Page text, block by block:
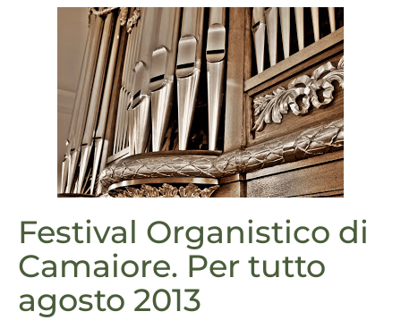
Festival Organistico di
Camaiore. Per tutto
agosto 2013